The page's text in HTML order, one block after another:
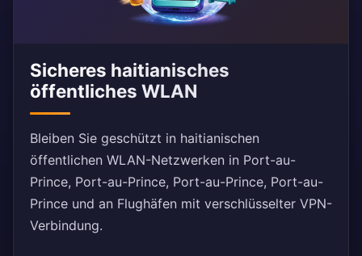
Sicheres haitianisches
öffentliches WLAN
Bleiben Sie geschützt in haitianischen
öffentlichen WLAN-Netzwerken in Port-au-
Prince, Port-au-Prince, Port-au-Prince, Port-au-
Prince und an Flughäfen mit verschlüsselter VPN-
Verbindung.